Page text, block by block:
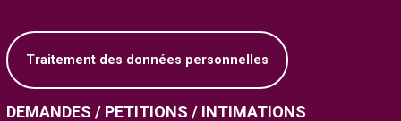
Traitement des données personnelles
DEMANDES / PETITIONS / INTIMATIONS